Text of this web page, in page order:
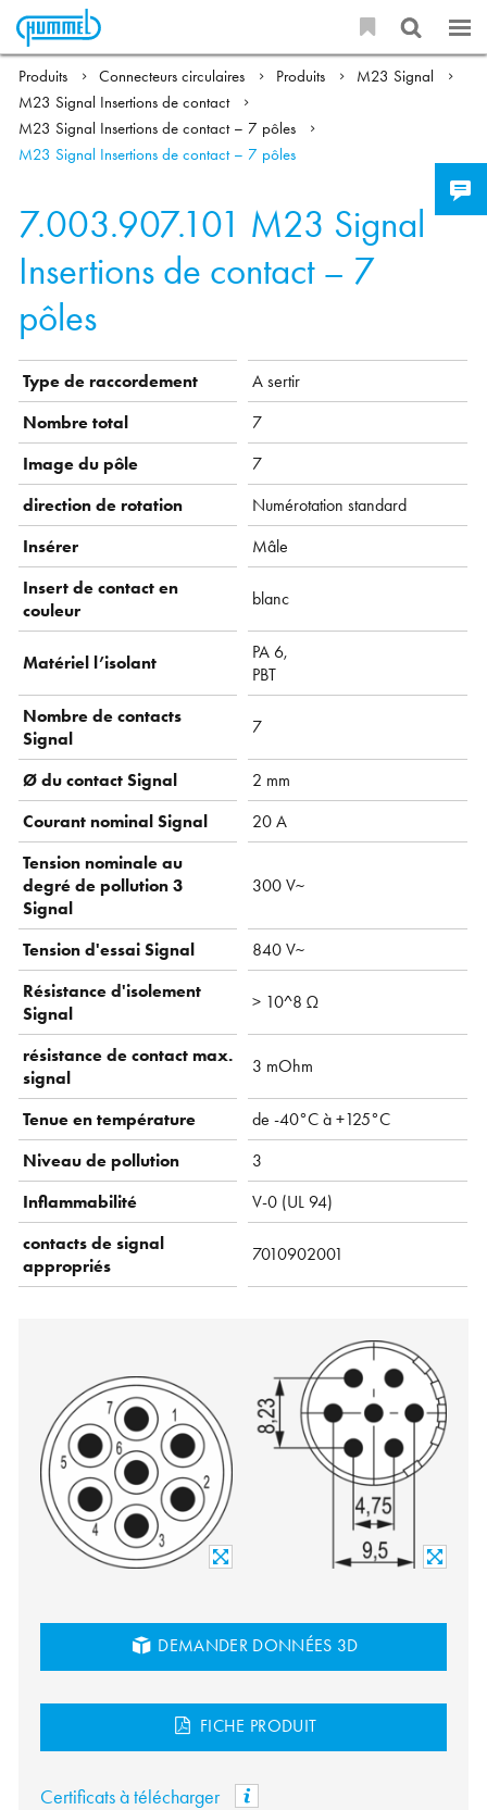
Produits Connecteurs circulaires Produits
M23 Signal
M23 Signal Insertions de contact
M23 Signal Insertions de contact – 7 pôles
M23 Signal Insertions de contact – 7 pôles
7.003.907.101 M23 Signal
Insertions de contact – 7
pôles
Type de raccordement
A sertir
Nombre total
7
Image du pôle
7
direction de rotation
Numérotation standard
Insérer
Mâle
Insert de contact en
couleur
blanc
Matériel l’isolant
PA 6,
PBT
Nombre de contacts
Signal
7
Ø du contact Signal
2 mm
Courant nominal Signal
20 A
Tension nominale au
degré de pollution 3
Signal
300 V~
Tension d'essai Signal
840 V~
Résistance d'isolement
Signal
> 10^8 Ω
résistance de contact max.
signal
3 mOhm
Tenue en température
de -40°C à +125°C
Niveau de pollution
3
Inflammabilité
V-0 (UL 94)
contacts de signal
appropriés
7010902001
DEMANDER DONNÉES 3D
FICHE PRODUIT
Certificats à télécharger